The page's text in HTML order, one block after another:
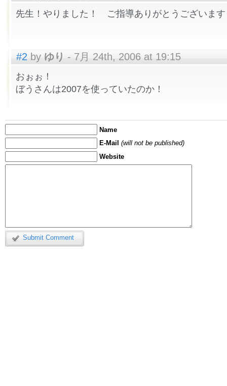
先生！やりました！ ご指導ありがとうございま
#2 by ゆり - 7月 24th, 2006 at 19:15
おぉぉ！
ぼうさんは2007を使っていたのか！
Name
E-Mail(will not be published)
Website
Submit Comment